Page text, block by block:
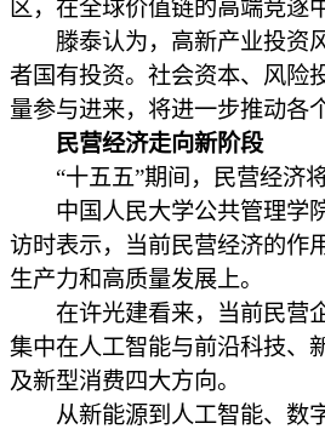
区，在全球价值链的高端竞逐
滕泰认为，高新产业投资
者国有投资。社会资本、风险
量参与进来，将进一步推动各
民营经济走向新阶段
“十五五”期间，民营经济
中国人民大学公共管理学
访时表示，当前民营经济的作
生产力和高质量发展上。
在许光建看来，当前民营
集中在人工智能与前沿科技、
及新型消费四大方向。
从新能源到人工智能、数